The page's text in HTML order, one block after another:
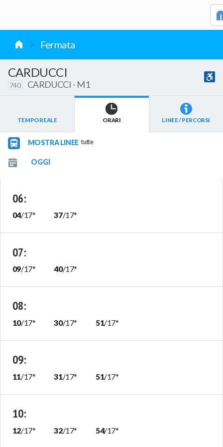
Fermata
CARDUCCI
740 CARDUCCI - M1
TEMPO REALE ORARI LINEE / PERCORSI
MOSTRA LINEE tutte
06:
04/17* 37/17*
07:
09/17* 40/17*
08:
10/17* 30/17* 51/17*
09:
11/17* 31/17* 51/17*
10:
12/17* 32/17* 54/17*